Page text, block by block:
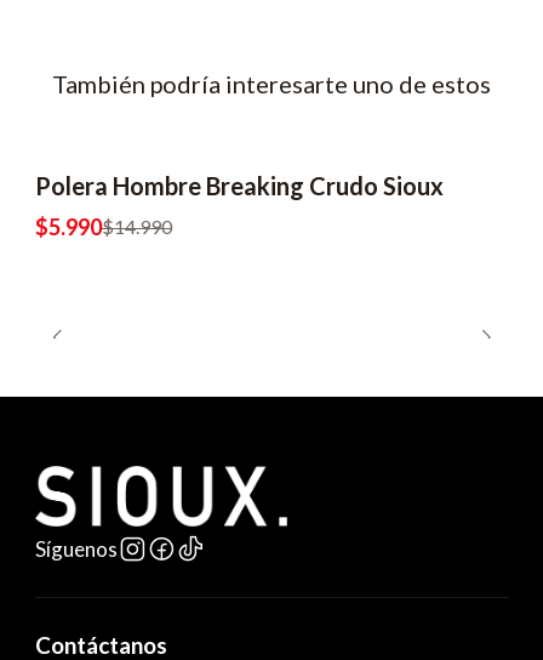
También podría interesarte uno de estos
-60% OFF
2x8990
Polera Hombre Breaking Crudo Sioux
$5.990$14.990
Síguenos
Contáctanos